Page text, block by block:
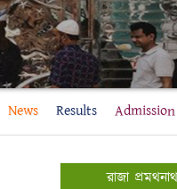
News Results Admission
রাজা